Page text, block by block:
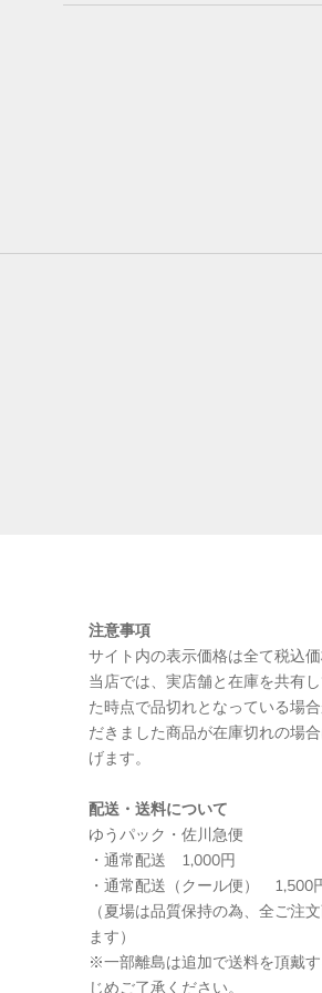
注意事項
サイト内の表示価格は全て税込価
当店では、実店舗と在庫を共有
た時点で品切れとなっている場
だきました商品が在庫切れの場
げます。
配送・送料について
ゆうパック・佐川急便
・通常配送 1,000円
・通常配送（クール便） 1,500
（夏場は品質保持の為、全ご注
ます）
※一部離島は追加で送料を頂戴
じめご了承ください。